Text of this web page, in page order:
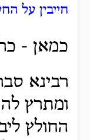
חייבין על
כמאן -
רבינא
ומתרץ
החולץ